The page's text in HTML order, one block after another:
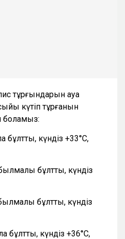
тұрғындарын ауа
күтіп тұрғанын
боламыз:
бұлтты, күндіз +33°С,
бұлтты, күндіз
бұлтты, күндіз
бұлтты, күндіз +36°С,